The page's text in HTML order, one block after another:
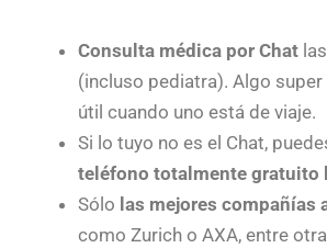
Consulta médica por Chat
(incluso pediatra). Algo
útil cuando uno está de viaje.
Si lo tuyo no es el Chat,
teléfono totalmente gratuito
Sólo las mejores compañías
como Zurich o AXA, entre